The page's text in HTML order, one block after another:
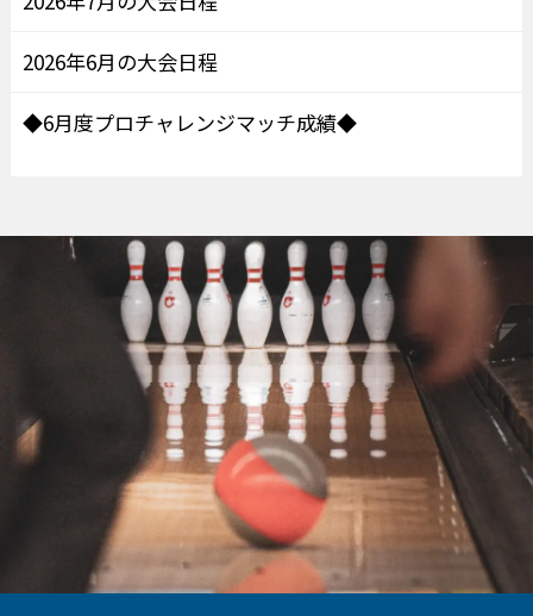
2026年6月の大会日程
◆6月度プロチャレンジマッチ成績◆